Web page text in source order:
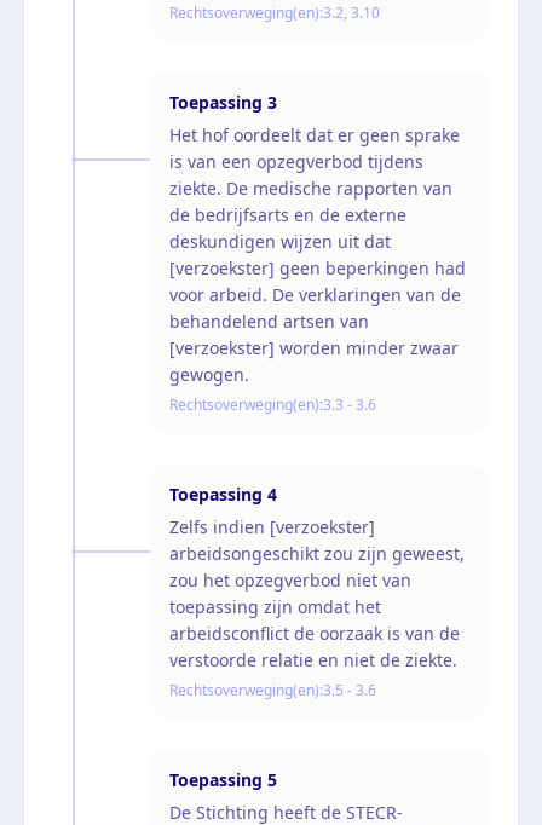
Rechtsoverweging(en):3.2, 3.10
Toepassing 3
Het hof oordeelt dat er geen sprake
is van een opzegverbod tijdens
ziekte. De medische rapporten van
de bedrijfsarts en de externe
deskundigen wijzen uit dat
[verzoekster] geen beperkingen had
voor arbeid. De verklaringen van de
behandelend artsen van
[verzoekster] worden minder zwaar
gewogen.
Rechtsoverweging(en):3.3 - 3.6
Toepassing 4
Zelfs indien [verzoekster]
arbeidsongeschikt zou zijn geweest,
zou het opzegverbod niet van
toepassing zijn omdat het
arbeidsconflict de oorzaak is van de
verstoorde relatie en niet de ziekte.
Rechtsoverweging(en):3.5 - 3.6
Toepassing 5
De Stichting heeft de STECR-